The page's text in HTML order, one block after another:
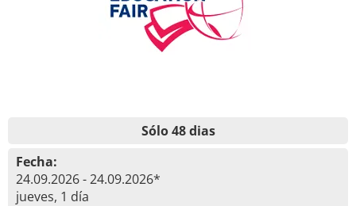
Sólo 48 dias
Fecha:
24.09.2026 - 24.09.2026*
jueves, 1 día